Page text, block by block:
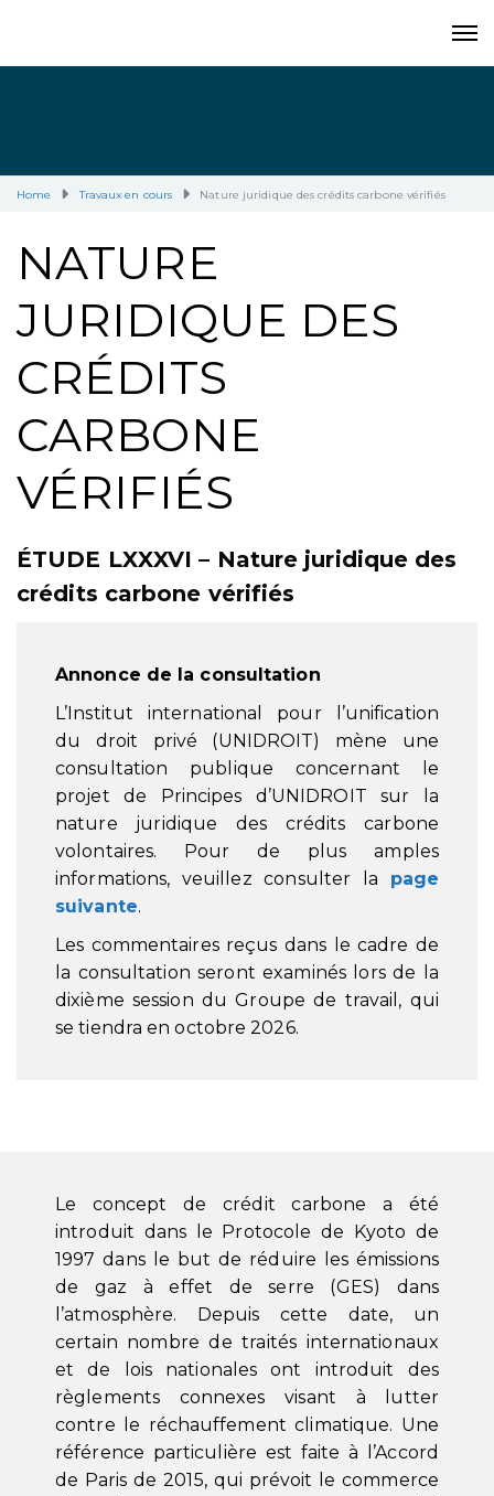
Home Travaux en cours Nature juridique des crédits carbone vérifiés
NATURE
JURIDIQUE DES
CRÉDITS
CARBONE
VÉRIFIÉS
ÉTUDE LXXXVI – Nature juridique des
crédits carbone vérifiés
Annonce de la consultation
L’Institut international pour l’unification
du droit privé (UNIDROIT) mène une
consultation publique concernant le
projet de Principes d’UNIDROIT sur la
nature juridique des crédits carbone
volontaires. Pour de plus amples
informations, veuillez consulter la page
suivante.
Les commentaires reçus dans le cadre de
la consultation seront examinés lors de la
dixième session du Groupe de travail, qui
se tiendra en octobre 2026.
Le concept de crédit carbone a été
introduit dans le Protocole de Kyoto de
1997 dans le but de réduire les émissions
de gaz à effet de serre (GES) dans
l’atmosphère. Depuis cette date, un
certain nombre de traités internationaux
et de lois nationales ont introduit des
règlements connexes visant à lutter
contre le réchauffement climatique. Une
référence particulière est faite à l’Accord
de Paris de 2015, qui prévoit le commerce